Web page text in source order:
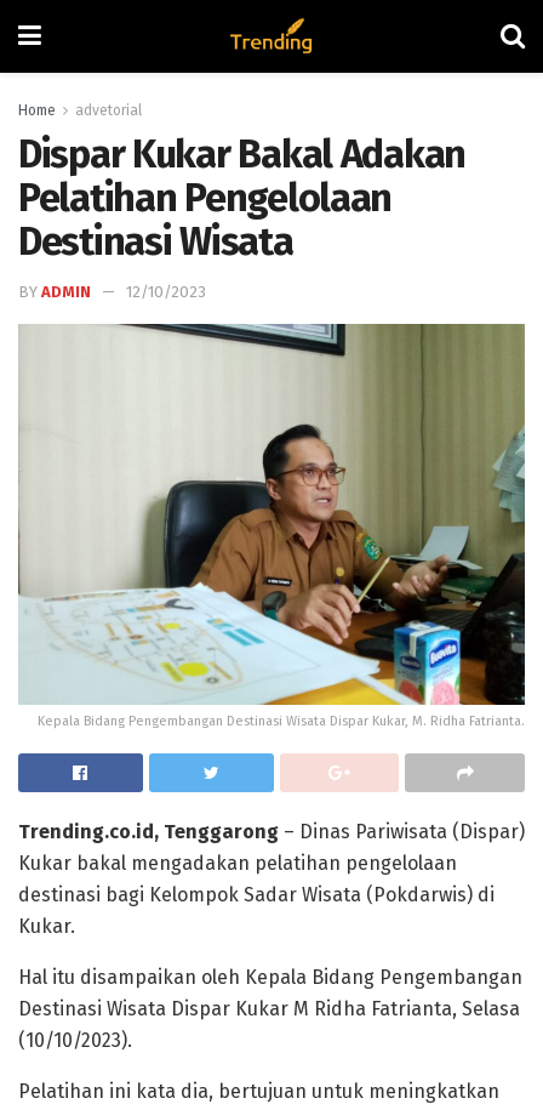
Home advetorial
Dispar Kukar Bakal Adakan
Pelatihan Pengelolaan
Destinasi Wisata
BY ADMIN 12/10/2023
Kepala Bidang Pengembangan Destinasi Wisata Dispar Kukar, M. Ridha Fatrianta.
Trending.co.id, Tenggarong – Dinas Pariwisata (Dispar)
Kukar bakal mengadakan pelatihan pengelolaan
destinasi bagi Kelompok Sadar Wisata (Pokdarwis) di
Kukar.
Hal itu disampaikan oleh Kepala Bidang Pengembangan
Destinasi Wisata Dispar Kukar M Ridha Fatrianta, Selasa
(10/10/2023).
Pelatihan ini kata dia, bertujuan untuk meningkatkan